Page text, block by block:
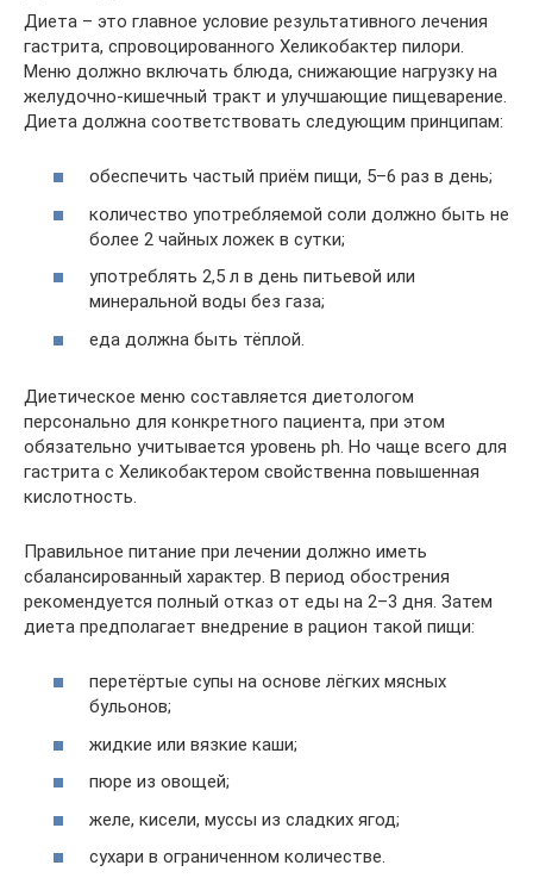
Диета – это главное условие результативного лечения
гастрита, спровоцированного Хеликобактер пилори.
Меню должно включать блюда, снижающие нагрузку на
желудочно-кишечный тракт и улучшающие пищеварение.
Диета должна соответствовать следующим принципам:
обеспечить частый приём пищи, 5–6 раз в день;
количество употребляемой соли должно быть не
более 2 чайных ложек в сутки;
употреблять 2,5 л в день питьевой или
минеральной воды без газа;
еда должна быть тёплой.
Диетическое меню составляется диетологом
персонально для конкретного пациента, при этом
обязательно учитывается уровень ph. Но чаще всего для
гастрита с Хеликобактером свойственна повышенная
кислотность.
Правильное питание при лечении должно иметь
сбалансированный характер. В период обострения
рекомендуется полный отказ от еды на 2–3 дня. Затем
диета предполагает внедрение в рацион такой пищи:
перетёртые супы на основе лёгких мясных
бульонов;
жидкие или вязкие каши;
пюре из овощей;
желе, кисели, муссы из сладких ягод;
сухари в ограниченном количестве.